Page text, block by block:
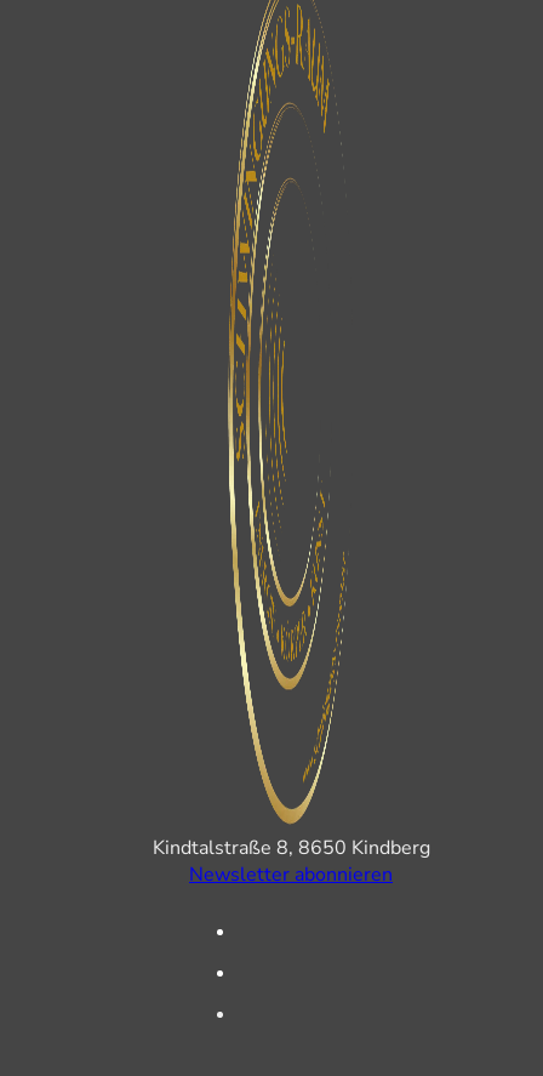
Kindtalstraße 8, 8650 Kindberg
Newsletter abonnieren